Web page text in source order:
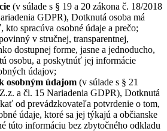
(v súlade s § 19 a 20 zákona č. 18/2018
GDPR), Dotknutá osoba má
kto spracúva osobné údaje a prečo;
v stručnej, transparentnej,
dostupnej forme, jasne a jednoducho,
osobu, a poskytnúť jej informácie
údajov;
osobným údajom (v súlade s § 21
a čl. 15 Nariadenia GDPR), Dotknutá
od prevádzkovateľa potvrdenie o tom,
údaje, ktoré sa jej týkajú a občianske
túto informáciu bez zbytočného odkladu